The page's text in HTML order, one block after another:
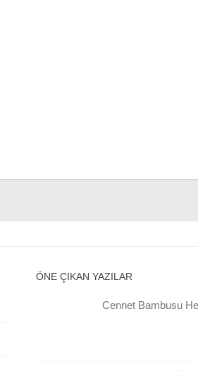
ÖNE ÇIKAN YAZILAR
Cennet Bambusu